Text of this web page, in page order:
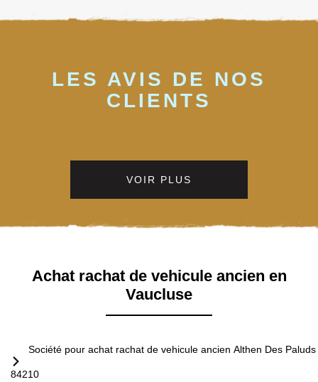
LES AVIS DE NOS
CLIENTS
VOIR PLUS
Achat rachat de vehicule ancien en
Vaucluse
Société pour achat rachat de vehicule ancien Althen Des Paluds
84210